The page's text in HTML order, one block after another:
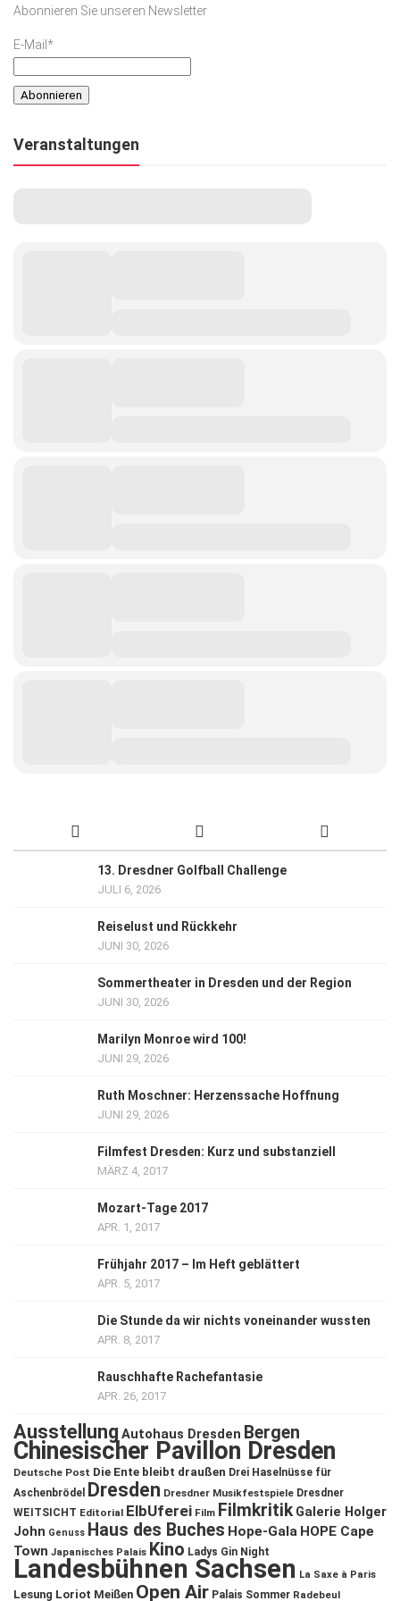
Lifestyle
Ausflug & Reise
Abonnieren Sie unseren Newsletter
E-Mail*
Veranstaltungen
13. Dresdner Golfball Challenge
JULI 6, 2026
Reiselust und Rückkehr
JUNI 30, 2026
Sommertheater in Dresden und der Region
JUNI 30, 2026
Marilyn Monroe wird 100!
JUNI 29, 2026
Ruth Moschner: Herzenssache Hoffnung
JUNI 29, 2026
Filmfest Dresden: Kurz und substanziell
MÄRZ 4, 2017
Mozart-Tage 2017
APR. 1, 2017
Frühjahr 2017 – Im Heft geblättert
APR. 5, 2017
Die Stunde da wir nichts voneinander wussten
APR. 8, 2017
Rauschhafte Rachefantasie
APR. 26, 2017
Ausstellung Autohaus Dresden Bergen
Chinesischer Pavillon Dresden
Deutsche Post Die Ente bleibt draußen Drei Haselnüsse für
Aschenbrödel
Dresden Dresdner Musikfestspiele Dresdner
WEITSICHT Editorial ElbUferei Film Filmkritik Galerie Holger
John Genuss Haus des Buches Hope-Gala HOPE Cape
Town Japanisches Palais Kino Ladys Gin Night
Landesbühnen Sachsen La Saxe à Paris
Lesung Loriot Meißen Open Air Palais Sommer Radebeul